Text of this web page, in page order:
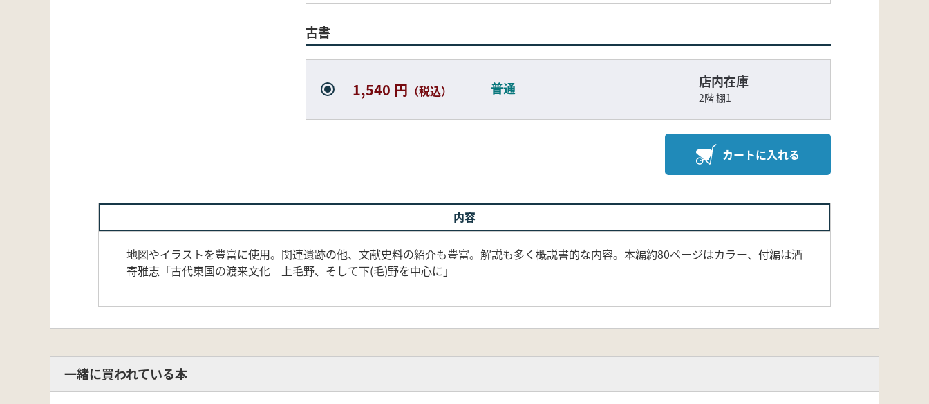
古書
1,540 円 （税込） 普通 店内在庫
2階 棚1
カートに入れる
内容
地図やイラストを豊富に使用。関連遺跡の他、文献史料の紹介も豊富。解説も多く概説書的な内容。本編約80ページはカラー、付編は酒
寄雅志「古代東国の渡来文化 上毛野、そして下(毛)野を中心に」
一緒に買われている本